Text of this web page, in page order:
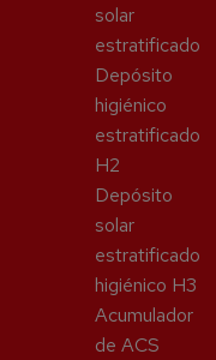
solar
estratificado
Depósito
higiénico
estratificado
H2
Depósito
solar
estratificado
higiénico H3
Acumulador
de ACS